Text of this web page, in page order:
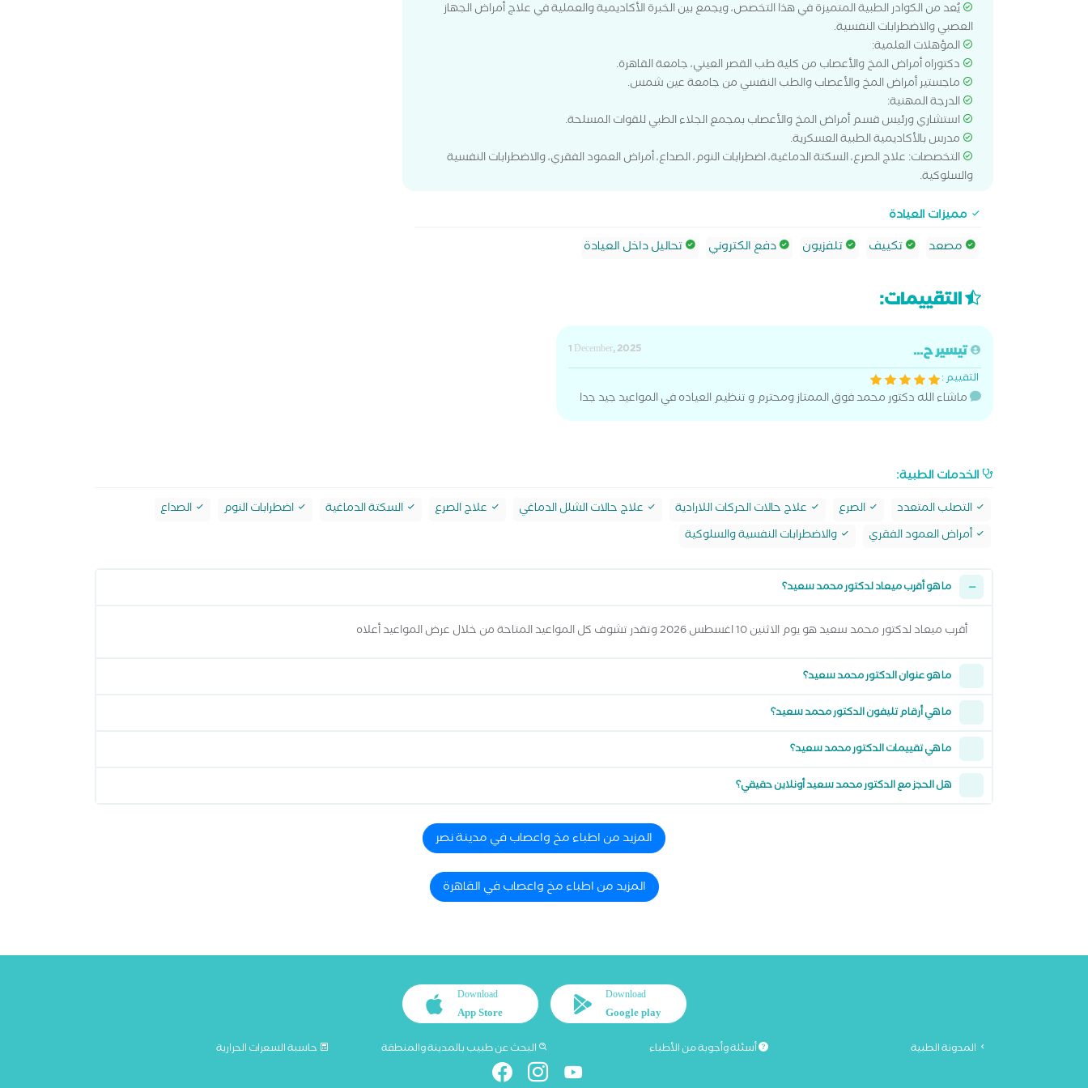
يُعد من الكوادر الطبية المتميزة في هذا التخصص، ويجمع بين الخبرة الأكاديمية والعملية في علاج أمراض الجهاز
العصبي والاضطرابات النفسية.
المؤهلات العلمية:
دكتوراه أمراض المخ والأعصاب من كلية طب القصر العيني، جامعة القاهرة.
ماجستير أمراض المخ والأعصاب والطب النفسي من جامعة عين شمس.
الدرجة المهنية:
استشاري ورئيس قسم أمراض المخ والأعصاب بمجمع الجلاء الطبي للقوات المسلحة.
مدرس بالأكاديمية الطبية العسكرية.
التخصصات: علاج الصرع، السكتة الدماغية، اضطرابات النوم، الصداع، أمراض العمود الفقري، والاضطرابات النفسية
والسلوكية.
مميزات العيادة
مصعد
تكييف تلفزيون دفع الكتروني تحاليل داخل العيادة
التقييمات:
تيسير ح...
1 December, 2025
التقييم :
ماشاء الله دكتور محمد فوق الممتاز ومحترم و تنظيم العياده في المواعيد جيد جدا
الخدمات الطبية:
التصلب المتعدد الصرع علاج حالات الحركات اللارادية علاج حالات الشلل الدماغي علاج الصرع السكتة الدماغية اضطرابات النوم
الصداع
أمراض العمود الفقري
والاضطرابات النفسية والسلوكية
ما هو أقرب ميعاد لدكتور محمد سعيد؟
أقرب ميعاد لدكتور محمد سعيد هو يوم الاثنين 10 اغسطس 2026 وتقدر تشوف كل المواعيد المتاحة من خلال عرض المواعيد أعلاه
ما هو عنوان الدكتور محمد سعيد؟
ما هي أرقام تليفون الدكتور محمد سعيد؟
ما هي تقييمات الدكتور محمد سعيد؟
هل الحجز مع الدكتور محمد سعيد أونلاين حقيقي؟
المزيد من اطباء مخ واعصاب في مدينة نصر
المزيد من اطباء مخ واعصاب في القاهرة
Download
Google play
Download
App Store
المدونة الطبية أسئلة وأجوبة من الأطباء البحث عن طبيب بالمدينة والمنطقة حاسبة السعرات الحرارية